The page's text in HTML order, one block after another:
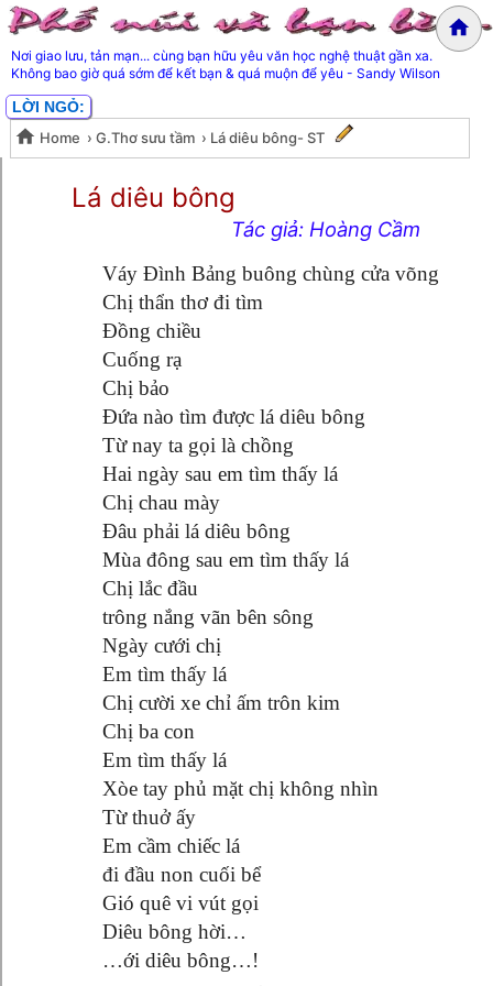
Nơi giao lưu, tản mạn... cùng bạn hữu yêu văn học nghệ thuật gần xa.
Không bao giờ quá sớm để kết bạn & quá muộn để yêu - Sandy Wilson
LỜI NGỎ:
Home › G.Thơ sưu tầm › Lá diêu bông- ST
Lá diêu bông- ST
Lá diêu bông
Tác giả: Hoàng Cầm
Váy Đình Bảng buông chùng cửa võng
Chị thẩn thơ đi tìm
Đồng chiều
Cuống rạ
Chị bảo
Đứa nào tìm được lá diêu bông
Từ nay ta gọi là chồng
Hai ngày sau em tìm thấy lá
Chị chau mày
Đâu phải lá diêu bông
Mùa đông sau em tìm thấy lá
Chị lắc đầu
trông nắng vãn bên sông
Ngày cưới chị
Em tìm thấy lá
Chị cười xe chỉ ấm trôn kim
Chị ba con
Em tìm thấy lá
Xòe tay phủ mặt chị không nhìn
Từ thuở ấy
Em cầm chiếc lá
đi đầu non cuối bể
Gió quê vi vút gọi
Diêu bông hời…
…ới diêu bông…!